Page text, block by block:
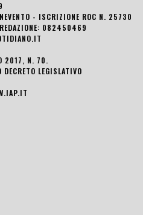
- ISCRIZIONE ROC N. 25730
REDAZIONE: 082450469
2017, N. 70.
LEGISLATIVO